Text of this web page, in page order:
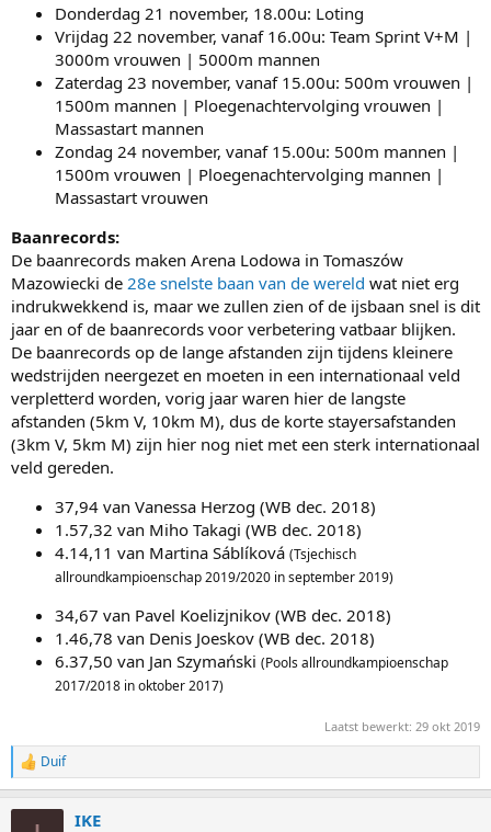
Donderdag 21 november, 18.00u: Loting
Vrijdag 22 november, vanaf 16.00u: Team Sprint V+M |
3000m vrouwen | 5000m mannen
Zaterdag 23 november, vanaf 15.00u: 500m vrouwen |
1500m mannen | Ploegenachtervolging vrouwen |
Massastart mannen
Zondag 24 november, vanaf 15.00u: 500m mannen |
1500m vrouwen | Ploegenachtervolging mannen |
Massastart vrouwen
Baanrecords:
De baanrecords maken Arena Lodowa in Tomaszów
Mazowiecki de 28e snelste baan van de wereld wat niet erg
indrukwekkend is, maar we zullen zien of de ijsbaan snel is dit
jaar en of de baanrecords voor verbetering vatbaar blijken.
De baanrecords op de lange afstanden zijn tijdens kleinere
wedstrijden neergezet en moeten in een internationaal veld
verpletterd worden, vorig jaar waren hier de langste
afstanden (5km V, 10km M), dus de korte stayersafstanden
(3km V, 5km M) zijn hier nog niet met een sterk internationaal
veld gereden.
37,94 van Vanessa Herzog (WB dec. 2018)
1.57,32 van Miho Takagi (WB dec. 2018)
4.14,11 van Martina Sáblíková (Tsjechisch
allroundkampioenschap 2019/2020 in september 2019)
34,67 van Pavel Koelizjnikov (WB dec. 2018)
1.46,78 van Denis Joeskov (WB dec. 2018)
6.37,50 van Jan Szymański (Pools allroundkampioenschap
2017/2018 in oktober 2017)
Laatst bewerkt: 29 okt 2019
R
e
Duif
IKE